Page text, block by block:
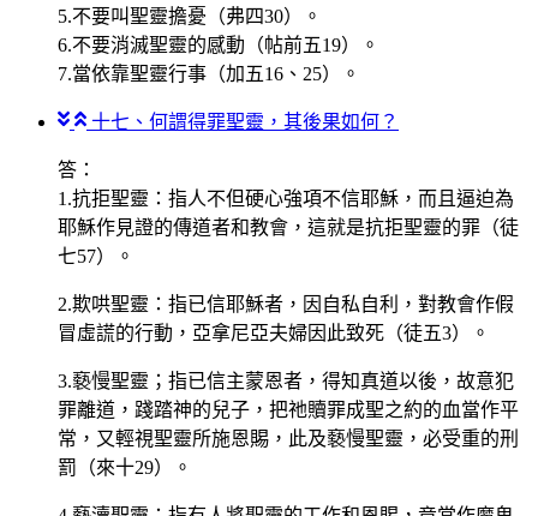
5.不要叫聖靈擔憂（弗四30）。
6.不要消滅聖靈的感動（帖前五19）。
7.當依靠聖靈行事（加五16、25）。
十七、何謂得罪聖靈，其後果如何？
答：
1.抗拒聖靈：指人不但硬心強項不信耶穌，而且逼迫為
耶穌作見證的傳道者和教會，這就是抗拒聖靈的罪（徒
七57）。
2.欺哄聖靈：指已信耶穌者，因自私自利，對教會作假
冒虛謊的行動，亞拿尼亞夫婦因此致死（徒五3）。
3.褻慢聖靈；指已信主蒙恩者，得知真道以後，故意犯
罪離道，踐踏神的兒子，把祂贖罪成聖之約的血當作平
常，又輕視聖靈所施恩賜，此及褻慢聖靈，必受重的刑
罰（來十29）。